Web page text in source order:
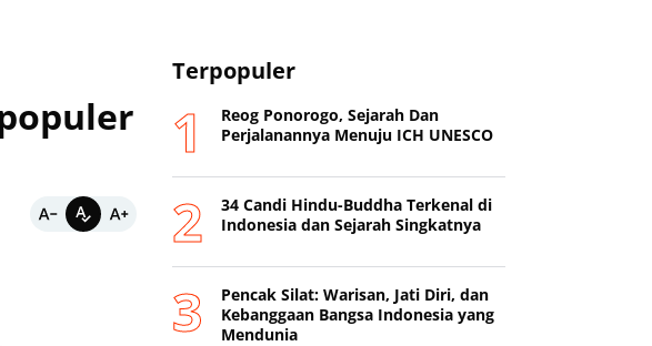
Terpopuler
Reog Ponorogo, Sejarah Dan
Perjalanannya Menuju ICH UNESCO
34 Candi Hindu-Buddha Terkenal di
Indonesia dan Sejarah Singkatnya
Pencak Silat: Warisan, Jati Diri, dan
Kebanggaan Bangsa Indonesia yang
Mendunia